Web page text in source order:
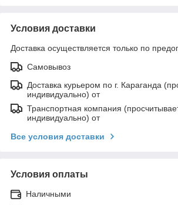
Условия доставки
Доставка осуществляется только по
Самовывоз
Доставка курьером по г. Караганда
индивидуально) от
Транспортная компания
индивидуально) от
Все условия доставки
Условия оплаты
Наличными